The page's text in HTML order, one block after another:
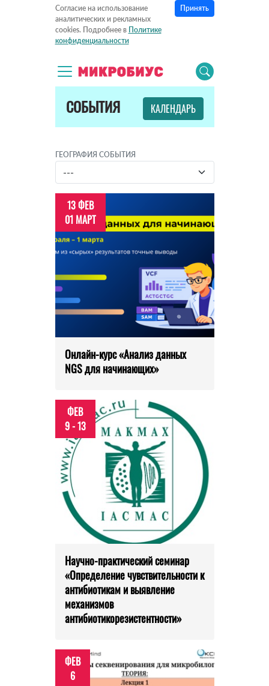
Согласие на использование
аналитических и рекламных
cookies. Подробнее в Политике
конфиденциальности
Принять
СОБЫТИЯ КАЛЕНДАРЬ
ГЕОГРАФИЯ СОБЫТИЯ
13 ФЕВ
01 МАРТ
Онлайн-курс «Анализ данных
NGS для начинающих»
ФЕВ
9 - 13
Научно-практический семинар
«Определение чувствительности к
антибиотикам и выявление
механизмов
антибиотикорезистентности»
ФЕВ
6